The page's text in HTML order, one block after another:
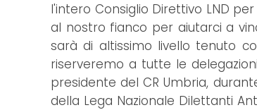
l'intero Consiglio Direttivo LND
al nostro fianco per aiutarci a
sarà di altissimo livello tenuto
riserveremo a tutte le
presidente del CR Umbria,
della Lega Nazionale Dilettanti